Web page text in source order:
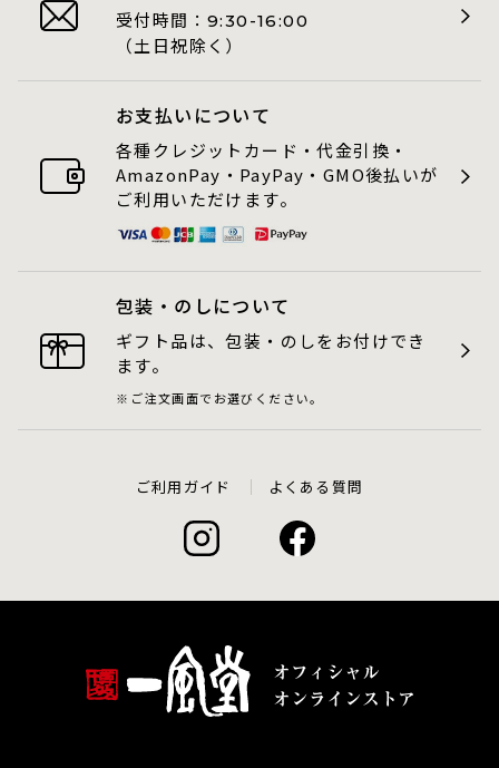
受付時間： 9:30-16:00
（土日祝除く）
お支払いについて
各種クレジットカード・代金引換・
AmazonPay・PayPay・GMO後払いが
ご利用いただけます。
包装・のしについて
ギフト品は、包装・のしをお付けでき
ます。
ご注文画面でお選びください。
ご利用ガイド よくある質問